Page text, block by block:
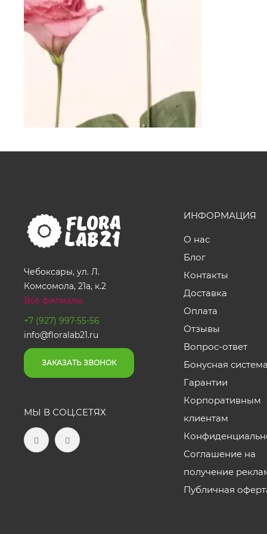
Чебоксары, ул. Л.
Комсомола, 21а, к.2
Все филиалы
+7 (927) 997-55-56
info@floralab21.ru
ЗАКАЗАТЬ ЗВОНОК
МЫ В СОЦ.СЕТЯХ
ИНФОРМАЦИЯ
О нас
Блог
Контакты
Доставка
Оплата
Отзывы
Вопрос-ответ
Бонусная
Гарантии
Корпоративным
клиентам
Соглашение на
получение
Публичная